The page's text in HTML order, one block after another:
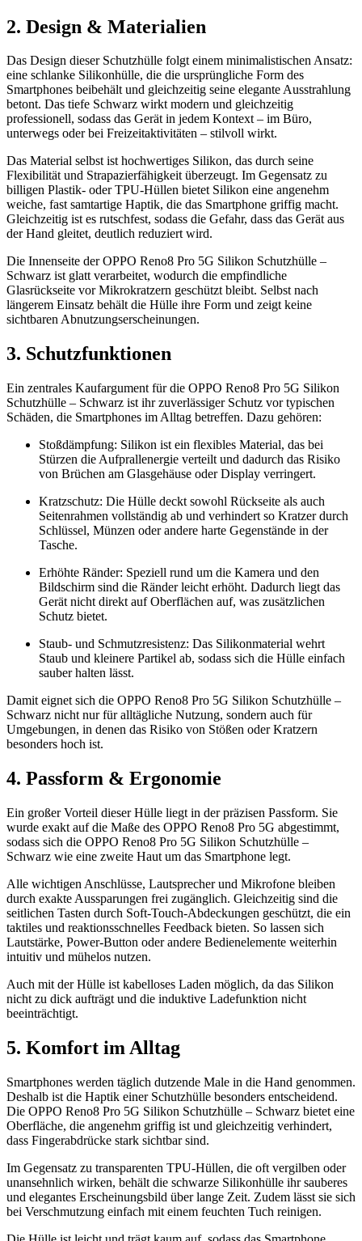
2. Design & Materialien
Das Design dieser Schutzhülle folgt einem minimalistischen Ansatz:
eine schlanke Silikonhülle, die die ursprüngliche Form des
Smartphones beibehält und gleichzeitig seine elegante Ausstrahlung
betont. Das tiefe Schwarz wirkt modern und gleichzeitig
professionell, sodass das Gerät in jedem Kontext – im Büro,
unterwegs oder bei Freizeitaktivitäten – stilvoll wirkt.
Das Material selbst ist hochwertiges Silikon, das durch seine
Flexibilität und Strapazierfähigkeit überzeugt. Im Gegensatz zu
billigen Plastik- oder TPU-Hüllen bietet Silikon eine angenehm
weiche, fast samtartige Haptik, die das Smartphone griffig macht.
Gleichzeitig ist es rutschfest, sodass die Gefahr, dass das Gerät aus
der Hand gleitet, deutlich reduziert wird.
Die Innenseite der OPPO Reno8 Pro 5G Silikon Schutzhülle –
Schwarz ist glatt verarbeitet, wodurch die empfindliche
Glasrückseite vor Mikrokratzern geschützt bleibt. Selbst nach
längerem Einsatz behält die Hülle ihre Form und zeigt keine
sichtbaren Abnutzungserscheinungen.
3. Schutzfunktionen
Ein zentrales Kaufargument für die OPPO Reno8 Pro 5G Silikon
Schutzhülle – Schwarz ist ihr zuverlässiger Schutz vor typischen
Schäden, die Smartphones im Alltag betreffen. Dazu gehören:
Stoßdämpfung: Silikon ist ein flexibles Material, das bei
Stürzen die Aufprallenergie verteilt und dadurch das Risiko
von Brüchen am Glasgehäuse oder Display verringert.
Kratzschutz: Die Hülle deckt sowohl Rückseite als auch
Seitenrahmen vollständig ab und verhindert so Kratzer durch
Schlüssel, Münzen oder andere harte Gegenstände in der
Tasche.
Erhöhte Ränder: Speziell rund um die Kamera und den
Bildschirm sind die Ränder leicht erhöht. Dadurch liegt das
Gerät nicht direkt auf Oberflächen auf, was zusätzlichen
Schutz bietet.
Staub- und Schmutzresistenz: Das Silikonmaterial wehrt
Staub und kleinere Partikel ab, sodass sich die Hülle einfach
sauber halten lässt.
Damit eignet sich die OPPO Reno8 Pro 5G Silikon Schutzhülle –
Schwarz nicht nur für alltägliche Nutzung, sondern auch für
Umgebungen, in denen das Risiko von Stößen oder Kratzern
besonders hoch ist.
4. Passform & Ergonomie
Ein großer Vorteil dieser Hülle liegt in der präzisen Passform. Sie
wurde exakt auf die Maße des OPPO Reno8 Pro 5G abgestimmt,
sodass sich die OPPO Reno8 Pro 5G Silikon Schutzhülle –
Schwarz wie eine zweite Haut um das Smartphone legt.
Alle wichtigen Anschlüsse, Lautsprecher und Mikrofone bleiben
durch exakte Aussparungen frei zugänglich. Gleichzeitig sind die
seitlichen Tasten durch Soft-Touch-Abdeckungen geschützt, die ein
taktiles und reaktionsschnelles Feedback bieten. So lassen sich
Lautstärke, Power-Button oder andere Bedienelemente weiterhin
intuitiv und mühelos nutzen.
Auch mit der Hülle ist kabelloses Laden möglich, da das Silikon
nicht zu dick aufträgt und die induktive Ladefunktion nicht
beeinträchtigt.
5. Komfort im Alltag
Smartphones werden täglich dutzende Male in die Hand genommen.
Deshalb ist die Haptik einer Schutzhülle besonders entscheidend.
Die OPPO Reno8 Pro 5G Silikon Schutzhülle – Schwarz bietet eine
Oberfläche, die angenehm griffig ist und gleichzeitig verhindert,
dass Fingerabdrücke stark sichtbar sind.
Im Gegensatz zu transparenten TPU-Hüllen, die oft vergilben oder
unansehnlich wirken, behält die schwarze Silikonhülle ihr sauberes
und elegantes Erscheinungsbild über lange Zeit. Zudem lässt sie sich
bei Verschmutzung einfach mit einem feuchten Tuch reinigen.